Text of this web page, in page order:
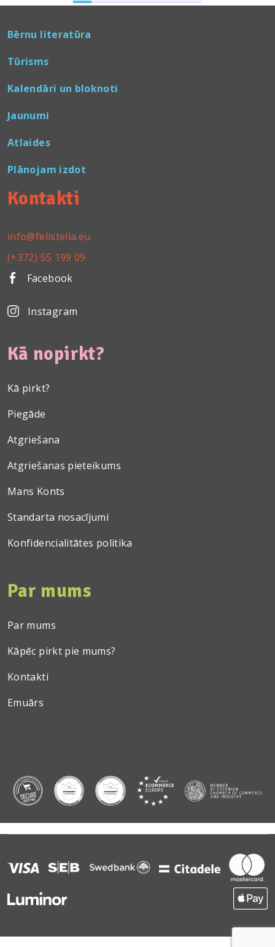
Bērnu literatūra
Tūrisms
Kalendāri un bloknoti
Jaunumi
Atlaides
Plānojam izdot
Kontakti
info@felistella.eu
(+372) 55 199 09
Facebook
Instagram
Kā nopirkt?
Kā pirkt?
Piegāde
Atgriešana
Atgriešanas pieteikums
Mans Konts
Standarta nosacījumi
Konfidencialitātes politika
Par mums
Par mums
Kāpēc pirkt pie mums?
Kontakti
Emuārs